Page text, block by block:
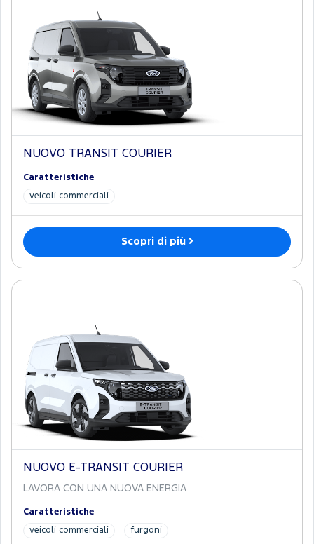
NUOVO TRANSIT COURIER
Caratteristiche
veicoli commerciali
Scopri di più
NUOVO E-TRANSIT COURIER
LAVORA CON UNA NUOVA ENERGIA
Caratteristiche
veicoli commerciali furgoni